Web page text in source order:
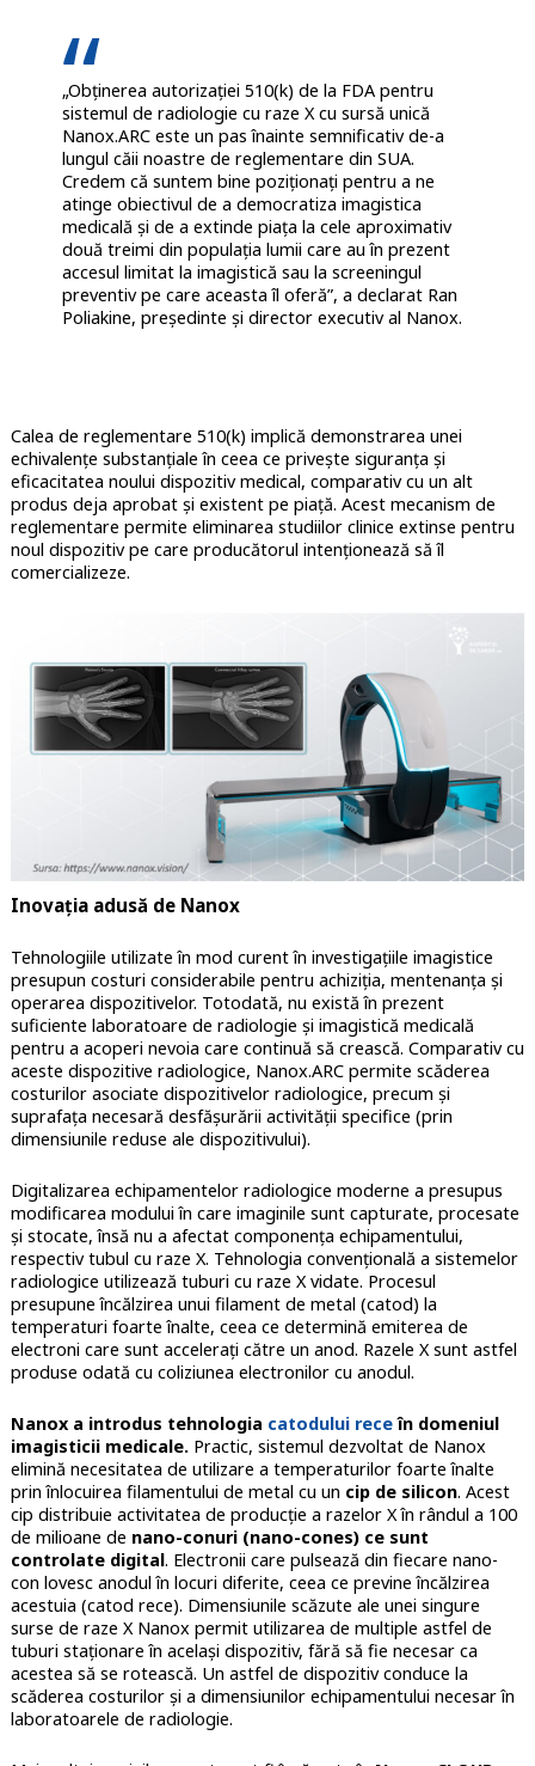
„Obținerea autorizației 510(k) de la FDA pentru
sistemul de radiologie cu raze X cu sursă unică
Nanox.ARC este un pas înainte semnificativ de-a
lungul căii noastre de reglementare din SUA.
Credem că suntem bine poziționați pentru a ne
atinge obiectivul de a democratiza imagistica
medicală și de a extinde piața la cele aproximativ
două treimi din populația lumii care au în prezent
accesul limitat la imagistică sau la screeningul
preventiv pe care aceasta îl oferă”, a declarat Ran
Poliakine, președinte și director executiv al Nanox.
Calea de reglementare 510(k) implică demonstrarea unei
echivalențe substanțiale în ceea ce privește siguranța și
eficacitatea noului dispozitiv medical, comparativ cu un alt
produs deja aprobat și existent pe piață. Acest mecanism de
reglementare permite eliminarea studiilor clinice extinse pentru
noul dispozitiv pe care producătorul intenționează să îl
comercializeze.
Inovația adusă de Nanox
Tehnologiile utilizate în mod curent în investigațiile imagistice
presupun costuri considerabile pentru achiziția, mentenanța și
operarea dispozitivelor. Totodată, nu există în prezent
suficiente laboratoare de radiologie și imagistică medicală
pentru a acoperi nevoia care continuă să crească. Comparativ cu
aceste dispozitive radiologice, Nanox.ARC permite scăderea
costurilor asociate dispozitivelor radiologice, precum și
suprafața necesară desfășurării activității specifice (prin
dimensiunile reduse ale dispozitivului).
Digitalizarea echipamentelor radiologice moderne a presupus
modificarea modului în care imaginile sunt capturate, procesate
și stocate, însă nu a afectat componența echipamentului,
respectiv tubul cu raze X. Tehnologia convențională a sistemelor
radiologice utilizează tuburi cu raze X vidate. Procesul
presupune încălzirea unui filament de metal (catod) la
temperaturi foarte înalte, ceea ce determină emiterea de
electroni care sunt accelerați către un anod. Razele X sunt astfel
produse odată cu coliziunea electronilor cu anodul.
Nanox a introdus tehnologia catodului receîn domeniul
imagisticii medicale.Practic, sistemul dezvoltat de Nanox
elimină necesitatea de utilizare a temperaturilor foarte înalte
prin înlocuirea filamentului de metal cu un cip de silicon. Acest
cip distribuie activitatea de producție a razelor X în rândul a 100
de milioane de nano-conuri (nano-cones) ce sunt
controlate digital. Electronii care pulsează din fiecare nano-
con lovesc anodul în locuri diferite, ceea ce previne încălzirea
acestuia (catod rece). Dimensiunile scăzute ale unei singure
surse de raze X Nanox permit utilizarea de multiple astfel de
tuburi staționare în același dispozitiv, fără să fie necesar ca
acestea să se rotească. Un astfel de dispozitiv conduce la
scăderea costurilor și a dimensiunilor echipamentului necesar în
laboratoarele de radiologie.